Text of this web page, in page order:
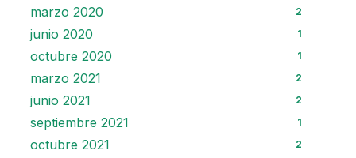
marzo 2020 2
junio 2020 1
octubre 2020 1
marzo 2021 2
junio 2021 2
septiembre 2021 1
octubre 2021 2